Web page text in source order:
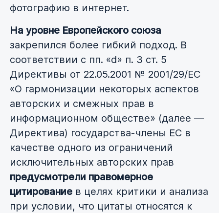
фотографию в интернет.
На уровне Европейского союза
закрепился более гибкий подход. В
соответствии с пп. «d» п. 3 ст. 5
Директивы от 22.05.2001 № 2001/29/ЕС
«О гармонизации некоторых аспектов
авторских и смежных прав в
информационном обществе» (далее —
Директива) государства-члены ЕС в
качестве одного из ограничений
исключительных авторских прав
предусмотрели правомерное
цитирование в целях критики и анализа
при условии, что цитаты относятся к